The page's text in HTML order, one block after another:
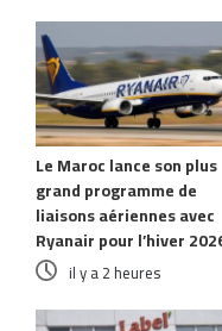
Le Maroc lance son plus
grand programme de
liaisons aériennes avec
Ryanair pour l’hiver
il y a 2 heures